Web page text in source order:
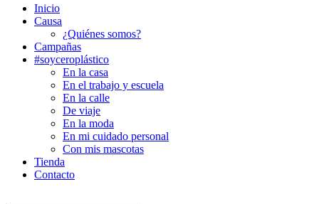
Inicio
Causa
¿Quiénes somos?
Campañas
#soyceroplástico
En la casa
En el trabajo y escuela
En la calle
De viaje
En la moda
En mi cuidado personal
Con mis mascotas
Tienda
Contacto